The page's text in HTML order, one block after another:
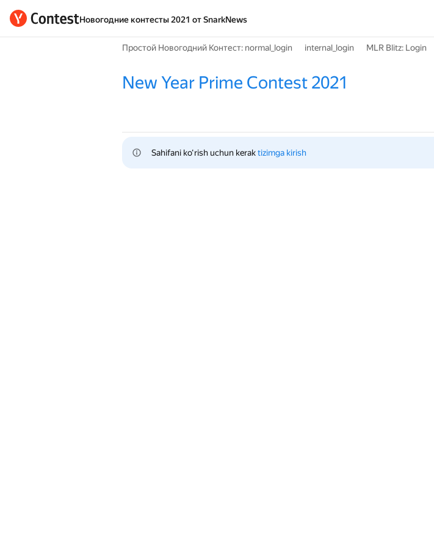
Новогодние контесты 2021 от SnarkNews
Простой Новогодний Контест: normal_login internal_login MLR Blitz: Login
New Year Prime Contest 2021
Sahifani ko‘rish uchun kerak tizimga kirish